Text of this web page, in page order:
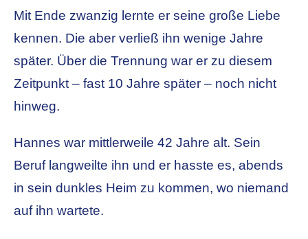
Mit Ende zwanzig lernte er seine große Liebe
kennen. Die aber verließ ihn wenige Jahre
später. Über die Trennung war er zu diesem
Zeitpunkt – fast 10 Jahre später – noch nicht
hinweg.
Hannes war mittlerweile 42 Jahre alt. Sein
Beruf langweilte ihn und er hasste es, abends
in sein dunkles Heim zu kommen, wo niemand
auf ihn wartete.